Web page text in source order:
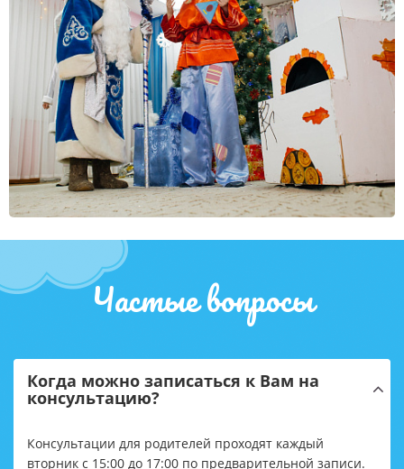
Частые вопросы
Когда можно записаться к Вам на
консультацию?
Консультации для родителей проходят каждый
вторник с 15:00 до 17:00 по предварительной записи.